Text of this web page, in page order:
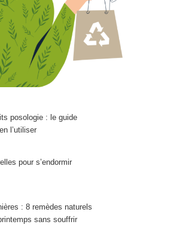
posologie : le guide
l’utiliser
pour s’endormir
: 8 remèdes naturels
sans souffrir